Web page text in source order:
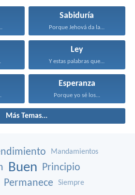
Sabiduría
Porque Jehová da la...
Ley
Y estas palabras que...
Esperanza
Porque yo sé los...
Más Temas...
Mandamientos
Buen Principio
Permanece Siempre